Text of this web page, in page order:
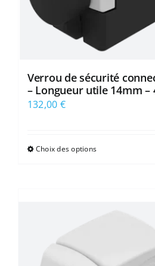
Verrou de sécurité
– Longueur utile 14mm –
132,00 €
Choix des optionsCe